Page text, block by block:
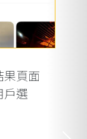
果頁面
戶選